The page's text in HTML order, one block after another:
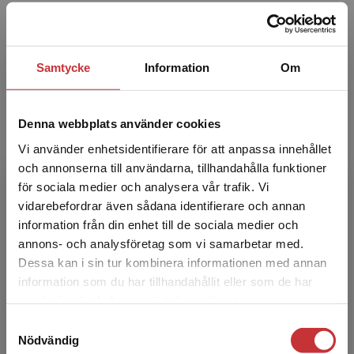
Samtycke Information Om
Denna webbplats använder cookies
Vi använder enhetsidentifierare för att anpassa innehållet
och annonserna till användarna, tillhandahålla funktioner
för sociala medier och analysera vår trafik. Vi
vidarebefordrar även sådana identifierare och annan
information från din enhet till de sociala medier och
annons- och analysföretag som vi samarbetar med.
Dessa kan i sin tur kombinera informationen med annan
information som du har tillhandahållit eller som de har
Nödvändig
Begränsad fraktregion
Det verkar som att du besöker
studentlitteratur.se via en enhet utanför Sverige.
Vi erbjuder inte leveranser utanför Sverige. För
att kunna slutföra ett köp måste
utbildningsstudier vid Upp...
Åsa Wengelin
Åsa Wengelin är fil.dr i allmän språkvetenskap
och lektor vid Lunds universitet. Hon
disputerade på en avhandling om